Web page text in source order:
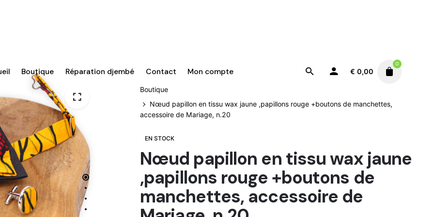
Boutique Réparation djembé Contact Mon compte € 0,00
0
Boutique
Nœud papillon en tissu wax jaune ,papillons rouge +boutons de manchettes,
accessoire de Mariage, n.20
EN STOCK
Nœud papillon en tissu wax jaune
,papillons rouge +boutons de
manchettes, accessoire de